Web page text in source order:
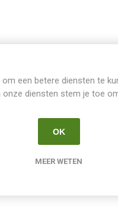
een betere diensten te
onze diensten stem je toe
OK
MEER WETEN